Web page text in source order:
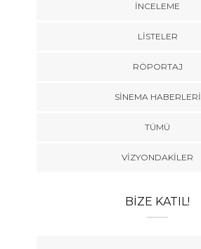
İNCELEME
LISTELER
RÖPORTAJ
SINEMA HABERLERI
TÜMÜ
VIZYONDAKILER
BIZE KATIL!